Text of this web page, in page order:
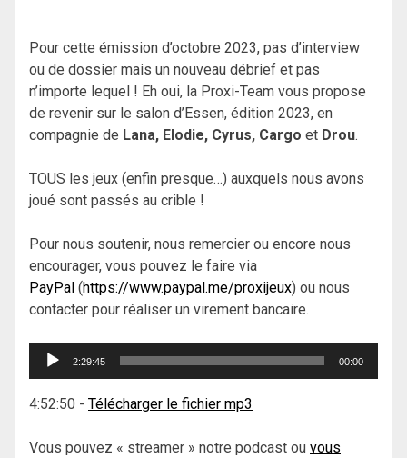
Pour cette émission d’octobre 2023, pas d’interview
ou de dossier mais un nouveau débrief et pas
n’importe lequel ! Eh oui, la Proxi-Team vous propose
de revenir sur le salon d’Essen, édition 2023, en
compagnie de Lana, Elodie, Cyrus, Cargo et Drou.
TOUS les jeux (enfin presque…) auxquels nous avons
joué sont passés au crible !
Pour nous soutenir, nous remercier ou encore nous
encourager, vous pouvez le faire via
PayPal (https://www.paypal.me/proxijeux) ou nous
contacter pour réaliser un virement bancaire.
Lecteur
2:29:45 00:00
4:52:50 - Télécharger le fichier mp3
Vous pouvez « streamer » notre podcast ou vous